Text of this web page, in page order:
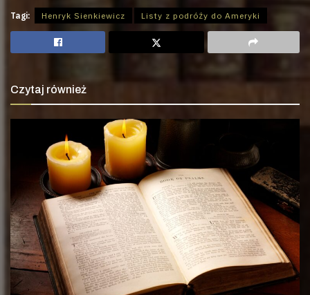
Tagi: Henryk Sienkiewicz Listy z podróży do Ameryki
Czytaj również